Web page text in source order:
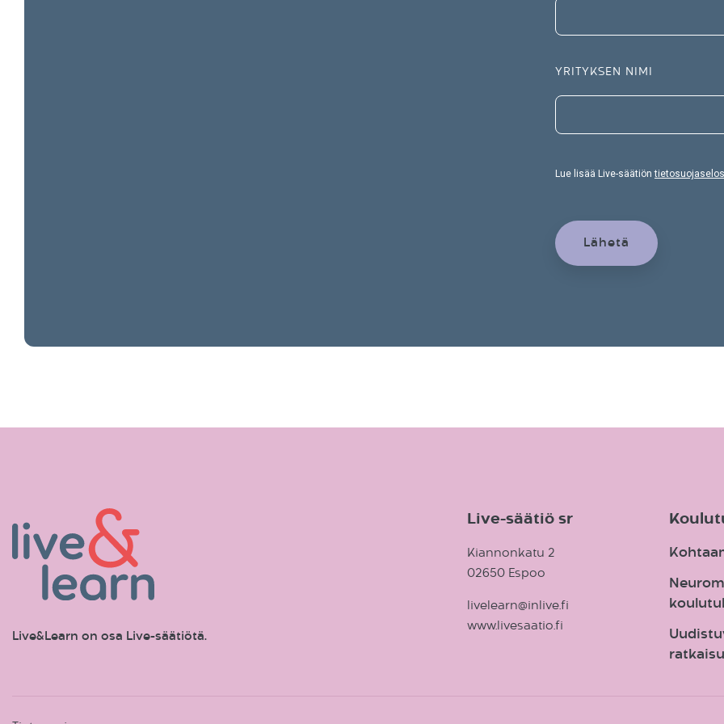
YRITYKSEN NIMI
Lue lisää Live-säätiön
Live&Learn on osa Live-säätiötä.
Live-säätiö sr
Kiannonkatu 2
02650 Espoo
livelearn@inlive.fi
www.livesaatio.fi